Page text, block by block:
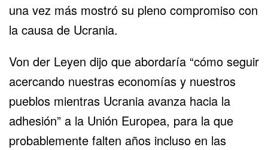
una vez más mostró su pleno compromiso con
la causa de Ucrania.
Von der Leyen dijo que abordaría “cómo seguir
acercando nuestras economías y nuestros
pueblos mientras Ucrania avanza hacia la
adhesión” a la Unión Europea, para la que
probablemente falten años incluso en las